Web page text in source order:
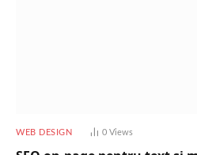
WEB DESIGN 0 Views